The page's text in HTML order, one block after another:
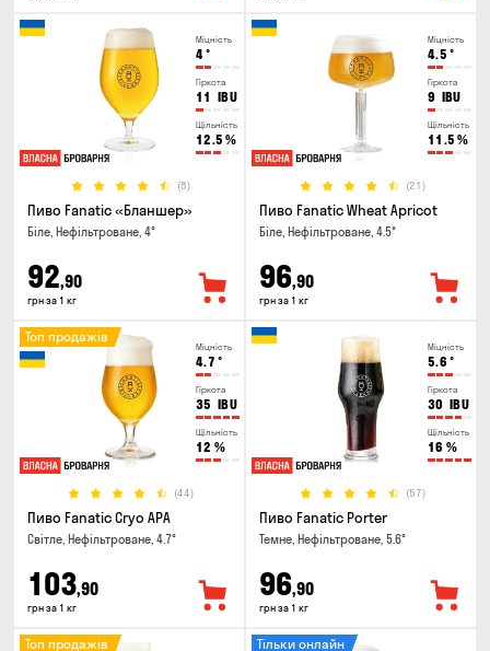
Міцність
4°
Гіркота
11 IBU
Щільність
12.5 %
(8)
Пиво Fanatic «Бланшер»
Біле, Нефільтроване, 4°
92,90
грн за 1 кг
Міцність
4.5 °
Гіркота
9 IBU
Щільність
11.5 %
(21)
Пиво Fanatic Wheat Apricot
Біле, Нефільтроване, 4.5°
96,90
грн за 1 кг
Міцність
4.7 °
Гіркота
35 IBU
Щільність
12 %
(44)
Топ продажів
Пиво Fanatic Cryo APA
Світле, Нефільтроване, 4.7°
103,90
грн за 1 кг
Міцність
5.6 °
Гіркота
30 IBU
Щільність
16 %
(57)
Пиво Fanatic Porter
Темне, Нефільтроване, 5.6°
96,90
грн за 1 кг
Топ продажів Тільки онлайн